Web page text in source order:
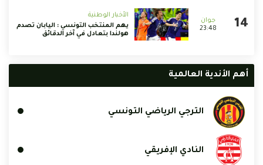
23:48
الأخبار الوطنية
يهم المنتخب التونسي : اليابان تصدم
هولندا بتعادل في آخر الدقائق
أهم الأندية العالمية
الترجي الرياضي التونسي
النادي الإفريقي